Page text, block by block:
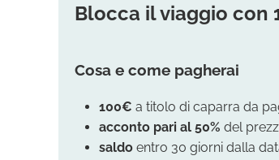
Blocca il viaggio con
Cosa e come pagherai
100€ a titolo di caparra da
acconto pari al 50% del
saldo entro 30 giorni dalla